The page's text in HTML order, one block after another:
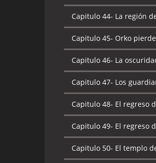
Capitulo 44- La región
Capitulo 45- Orko
Capitulo 46- La
Capitulo 47- Los
Capitulo 48- El regreso
Capitulo 49- El regreso
Capitulo 50- El templo